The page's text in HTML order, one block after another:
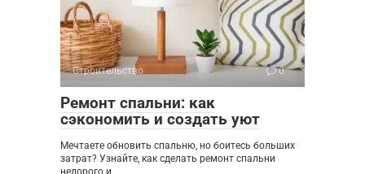
Строительство 0
Ремонт спальни: как
сэкономить и создать уют
Мечтаете обновить спальню, но боитесь больших
затрат? Узнайте, как сделать ремонт спальни
недорого и